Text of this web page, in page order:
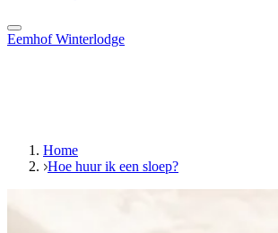
Eemhof Winterlodge
Home
Hoe huur ik een sloep?